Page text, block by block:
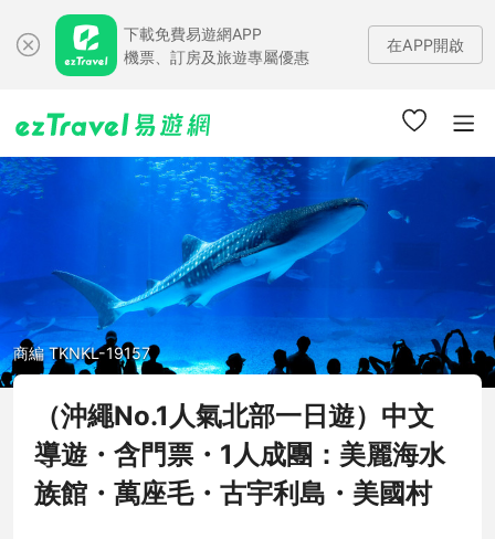
下載免費易遊網APP
機票、訂房及旅遊專屬優惠
在APP開啟
商編 TKNKL-19157
（沖繩No.1人氣北部一日遊）中文
導遊・含門票・1人成團：美麗海水
族館・萬座毛・古宇利島・美國村